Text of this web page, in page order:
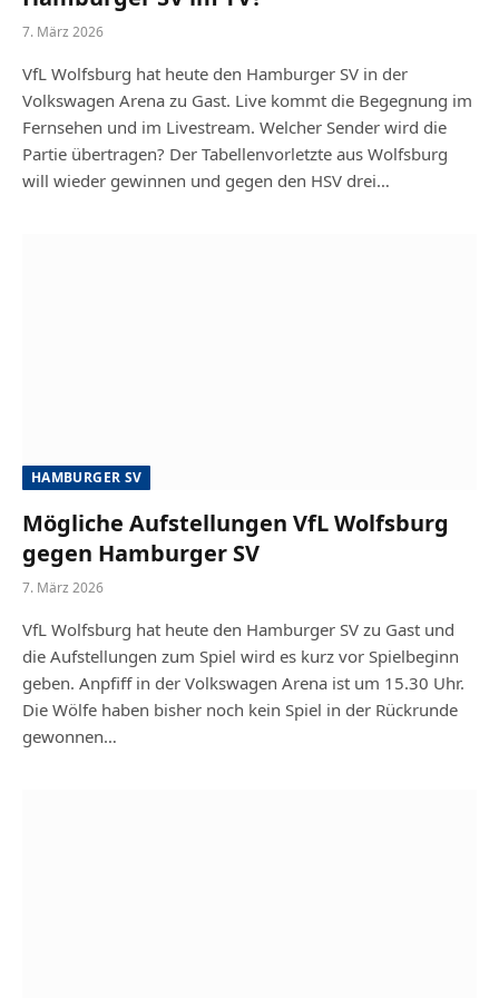
7. März 2026
VfL Wolfsburg hat heute den Hamburger SV in der
Volkswagen Arena zu Gast. Live kommt die Begegnung im
Fernsehen und im Livestream. Welcher Sender wird die
Partie übertragen? Der Tabellenvorletzte aus Wolfsburg
will wieder gewinnen und gegen den HSV drei…
HAMBURGER SV
Mögliche Aufstellungen VfL Wolfsburg
gegen Hamburger SV
7. März 2026
VfL Wolfsburg hat heute den Hamburger SV zu Gast und
die Aufstellungen zum Spiel wird es kurz vor Spielbeginn
geben. Anpfiff in der Volkswagen Arena ist um 15.30 Uhr.
Die Wölfe haben bisher noch kein Spiel in der Rückrunde
gewonnen…